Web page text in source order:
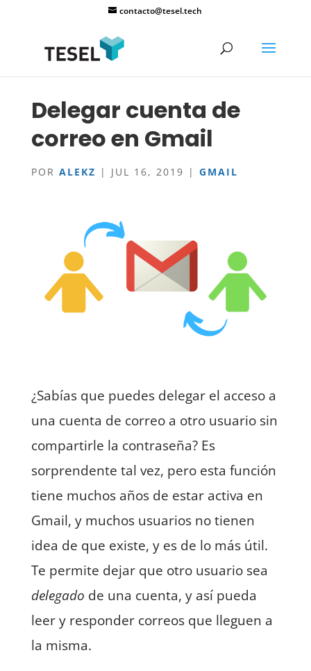
contacto@tesel.tech
Delegar cuenta de
correo en Gmail
POR ALEKZ | JUL 16, 2019 | GMAIL
¿Sabías que puedes delegar el acceso a
una cuenta de correo a otro usuario sin
compartirle la contraseña? Es
sorprendente tal vez, pero esta función
tiene muchos años de estar activa en
Gmail, y muchos usuarios no tienen
idea de que existe, y es de lo más útil.
Te permite dejar que otro usuario sea
delegado de una cuenta, y así pueda
leer y responder correos que lleguen a
la misma.